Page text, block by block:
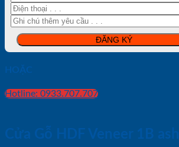
HOẶC
Hotline: 0933.707.707
Cửa Gỗ HDF Veneer 1B ash